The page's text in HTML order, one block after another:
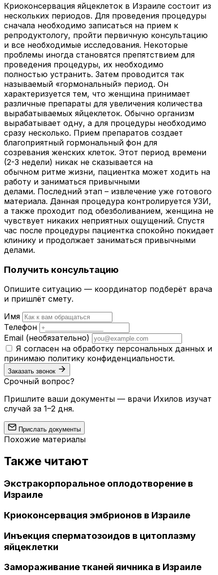
Криоконсервация яйцеклеток в Израиле состоит из
нескольких периодов. Для проведения процедуры
сначала необходимо записаться на прием к
репродуктологу, пройти первичную консультацию
и все необходимые исследования. Некоторые
проблемы иногда становятся препятствием для
проведения процедуры, их необходимо
полностью устранить. Затем проводится так
называемый «гормональный» период. Он
характеризуется тем, что женщина принимает
различные препараты для увеличения количества
вырабатываемых яйцеклеток. Обычно организм
вырабатывает одну, а для процедуры необходимо
сразу несколько. Прием препаратов создает
благоприятный гормональный фон для
созревания женских клеток. Этот период времени
(2-3 недели) никак не сказывается на
обычном ритме жизни, пациентка может ходить на
работу и заниматься привычными
делами. Последний этап – извлечение уже готового
материала. Данная процедура контролируется УЗИ,
а также проходит под обезболиванием, женщина не
чувствует никаких неприятных ощущений. Спустя
час после процедуры пациентка спокойно покидает
клинику и продолжает заниматься привычными
делами.
Получить консультацию
Опишите ситуацию — координатор подберёт врача
и пришлёт смету.
Имя
Телефон
Email (необязательно)
Я согласен на обработку персональных данных и
принимаю политику конфиденциальности.
Заказать звонок
Срочный вопрос?
Пришлите ваши документы — врачи Ихилов изучат
случай за 1–2 дня.
Прислать документы
Похожие материалы
Также читают
Экстракорпоральное оплодотворение в
Израиле
Криоконсервация эмбрионов в Израиле
Инъекция сперматозоидов в цитоплазму
яйцеклетки
Замораживание тканей яичника в Израиле